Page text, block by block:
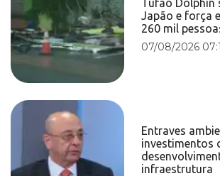
Japão e força
260 mil
07/08/2026
Entraves
investimentos
infraestrutura